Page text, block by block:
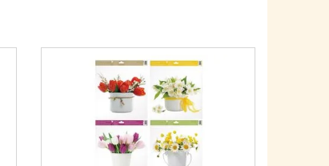
PLECHOVÉ KRABIČKY
PRO FANOUŠKY TROLLS - TROLOVÉ